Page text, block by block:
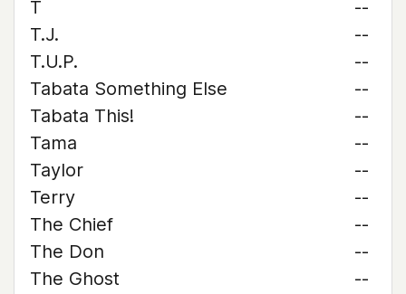
T
--
T.J.
--
T.U.P.
--
Tabata Something Else
--
Tabata This!
--
Tama
--
Taylor
--
Terry
--
The Chief
--
The Don
--
The Ghost
--